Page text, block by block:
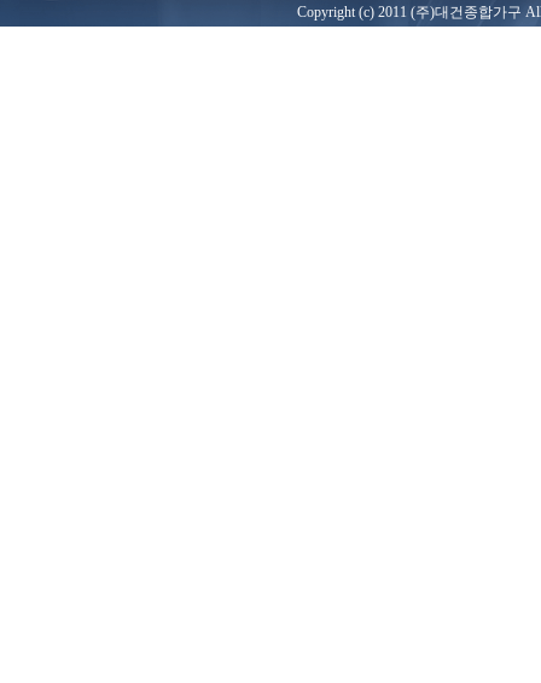
Copyright (c) 2011 (주)대건종합가구